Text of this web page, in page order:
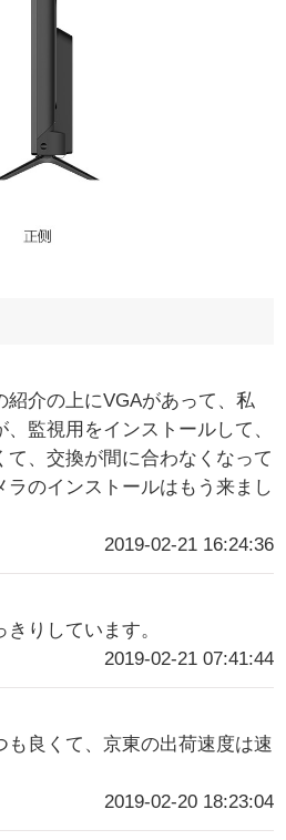
紹介の上にVGAがあって、私
監視用をインストールして、
、交換が間に合わなくなって
ラのインストールはもう来まし
2019-02-21 16:24:36
りしています。
2019-02-21 07:41:44
も良くて、京東の出荷速度は速
2019-02-20 18:23:04